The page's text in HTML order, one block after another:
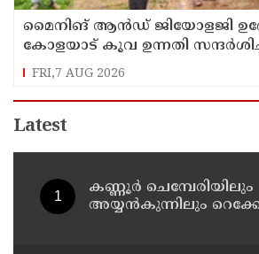
മൈനിങ് ആൻഡ്​ ജിയോളജി
കോളയാട് കൂവ ഉന്നതി
FRI,7 AUG 2026
Latest
കണ്ണൂർ ചെമ്പേരിയിലും
അയ്യൻകുന്നിലും